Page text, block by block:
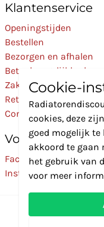
Klantenservice
Openingstijden
Bestellen
Bezorgen en afhalen
Betaalmogelijkheden
Zakelijk
Retourneren
Contact
Volg Ons
Facebook
Instagram
Cookie-
cookies, deze
goed mogelijk
akkoord te gaan
het gebruik van
voor meer